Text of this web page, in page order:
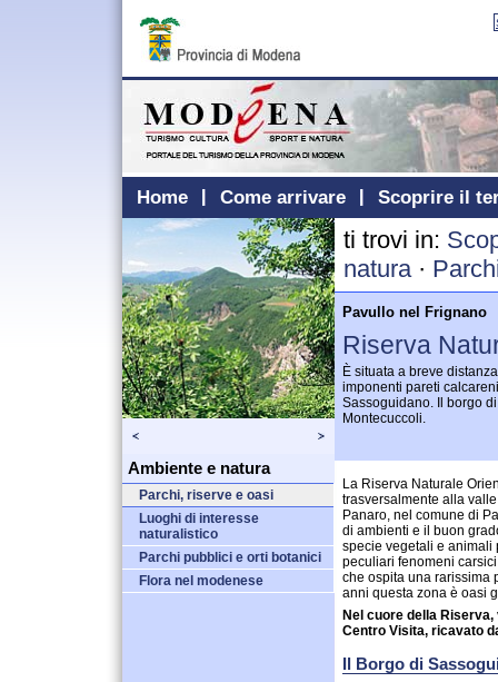
Home Come arrivare Scoprire il
Ambiente e natura
Parchi, riserve e oasi
Luoghi di interesse
naturalistico
Parchi pubblici e orti botanici
Flora nel modenese
ti trovi in:
natura·
Pavullo nel Frignano
Riserva
È situata a breve
imponenti pareti
Sassoguidano. Il borgo
Montecuccoli.
La Riserva Naturale
trasversalmente alla
Panaro, nel comune di
di ambienti e il buon
specie vegetali e animali
peculiari fenomeni
che ospita una rarissima
anni questa zona è oasi
Nel cuore della
Centro Visita, ricavato
Il Borgo di